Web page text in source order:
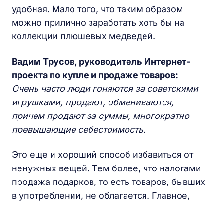
удобная. Мало того, что таким образом
можно прилично заработать хоть бы на
коллекции плюшевых медведей.
Вадим Трусов, руководитель Интернет-
проекта по купле и продаже товаров:
Очень часто люди гоняются за советскими
игрушками, продают, обмениваются,
причем продают за суммы, многократно
превышающие себестоимость.
Это еще и хороший способ избавиться от
ненужных вещей. Тем более, что налогами
продажа подарков, то есть товаров, бывших
в употреблении, не облагается. Главное,